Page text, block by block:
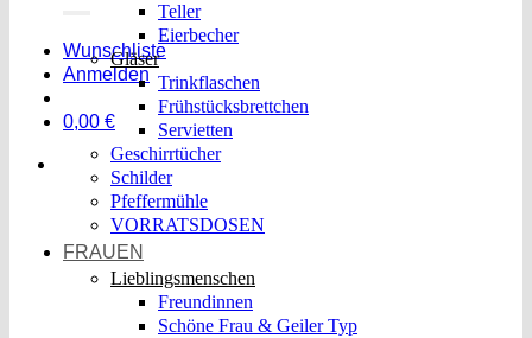
Wunschliste
Anmelden
0,00 €
Teller
Eierbecher
Gläser
Trinkflaschen
Frühstücksbrettchen
Servietten
Geschirrtücher
Schilder
Pfeffermühle
VORRATSDOSEN
FRAUEN
Lieblingsmenschen
Freundinnen
Schöne Frau & Geiler Typ